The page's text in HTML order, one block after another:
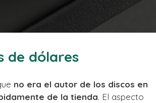
de dólares
no era el autor de los discos en
de la tienda. El aspecto